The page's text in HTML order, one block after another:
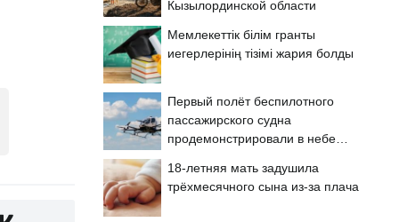
Кызылординской области
Мемлекеттік білім гранты
иегерлерінің тізімі жария болды
Первый полёт беспилотного
пассажирского судна
продемонстрировали в небе
18-летняя мать задушила
трёхмесячного сына из-за плача